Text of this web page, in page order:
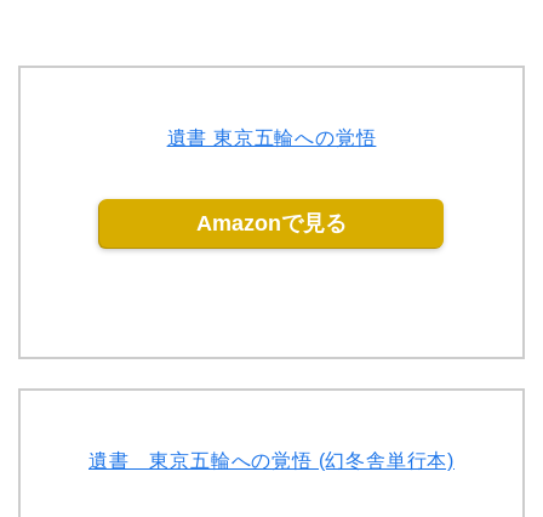
遺書 東京五輪への覚悟
Amazonで見る
遺書 東京五輪への覚悟 (幻冬舎単行本)